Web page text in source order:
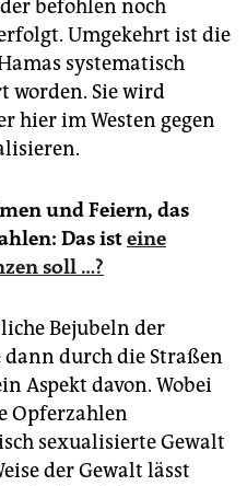
befohlen noch
Umgekehrt ist die
systematisch
worden. Sie wird
hier im Westen gegen
und Feiern, das
Das isteine
soll …?
Bejubeln der
dann durch die Straßen
Aspekt davon. Wobei
Opferzahlen
sexualisierte Gewalt
der Gewalt lässt